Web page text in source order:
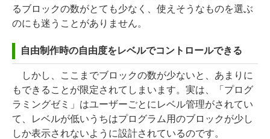
るブロックの数がとても少なく、使えそうなものを選ぶ
のにも迷うことがありません。
自由制作時の自由度をレベルでコントロールできる
しかし、ここまでブロックの数が少ないと、あまりに
もできることが限定されてしまいます。実は、「プログ
ラミングゼミ」はユーザーごとにレベル管理がされてい
て、レベルが低いうちはプログラム用のブロックが少し
しか表示されないように設計されているのです。